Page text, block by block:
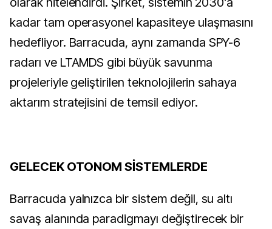
kadar tam operasyonel kapasiteye ulaşmasını
hedefliyor. Barracuda, aynı zamanda SPY-6
radarı ve LTAMDS gibi büyük savunma
projeleriyle geliştirilen teknolojilerin sahaya
aktarım stratejisini de temsil ediyor.
GELECEK OTONOM SİSTEMLERDE
Barracuda yalnızca bir sistem değil, su altı
savaş alanında paradigmayı değiştirecek bir